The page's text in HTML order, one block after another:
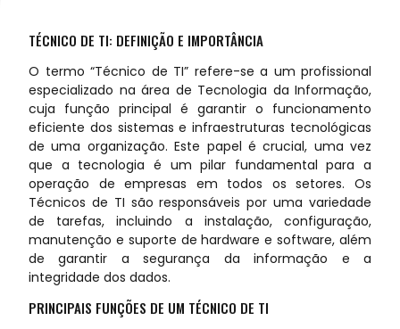
TÉCNICO DE TI: DEFINIÇÃO E IMPORTÂNCIA
O termo “Técnico de TI” refere-se a um profissional
especializado na área de Tecnologia da Informação,
cuja função principal é garantir o funcionamento
eficiente dos sistemas e infraestruturas tecnológicas
de uma organização. Este papel é crucial, uma vez
que a tecnologia é um pilar fundamental para a
operação de empresas em todos os setores. Os
Técnicos de TI são responsáveis por uma variedade
de tarefas, incluindo a instalação, configuração,
manutenção e suporte de hardware e software, além
de garantir a segurança da informação e a
integridade dos dados.
PRINCIPAIS FUNÇÕES DE UM TÉCNICO DE TI